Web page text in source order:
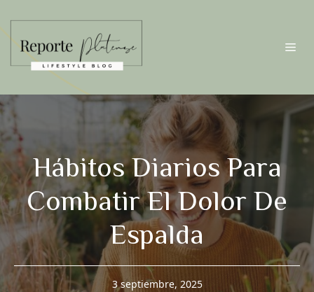
contenido
Hábitos Diarios Para
Combatir El Dolor De
Espalda
3 septiembre, 2025